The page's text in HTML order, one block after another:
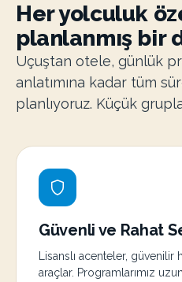
Her yolculuk
planlanmış bir
Uçuştan otele, günlük
anlatımına kadar tüm
planlıyoruz. Küçük
Güvenli ve Rahat
Lisanslı acenteler,
araçlar. Programlarımız